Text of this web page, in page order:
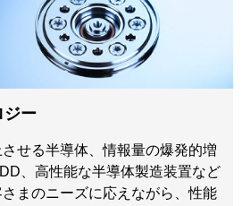
ジー
せる半導体、情報量の爆発的増
、高性能な半導体製造装置など
まのニーズに応えながら、性能